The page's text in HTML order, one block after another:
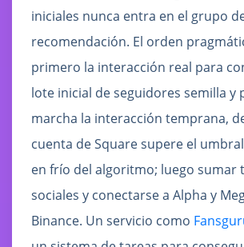
iniciales nunca entra en el grupo
recomendación. El orden
primero la interacción real para
lote inicial de seguidores semilla y
marcha la interacción temprana,
cuenta de Square supere el
en frío del algoritmo; luego sumar
sociales y conectarse a Alpha y
Binance. Un servicio como